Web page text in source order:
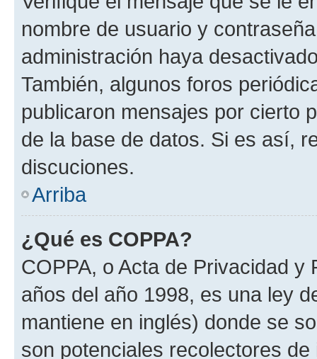
nombre de usuario y
administración haya
También, algunos foros
publicaron mensajes por cierto
de la base de datos. Si es así,
discuciones.
Arriba
¿Qué es COPPA?
COPPA, o Acta de Privacidad
años del año 1998, es una ley
mantiene en inglés) donde se
son potenciales recolectores